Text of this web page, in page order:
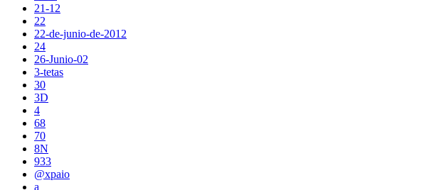
21-12
22
22-de-junio-de-2012
24
26-Junio-02
3-tetas
30
3D
4
68
70
8N
933
@xpaio
a